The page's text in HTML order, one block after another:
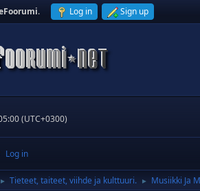
. Log in Sign up
(UTC+0300)
Log in
► Tieteet, taiteet, viihde ja kulttuuri. ► Musiikki Ja